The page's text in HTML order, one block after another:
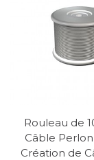
néanmoins
besoin
modèles à
de fixation
aux tiges
jusqu’à 40
idéale si
Rouleau de
Câble
Création de